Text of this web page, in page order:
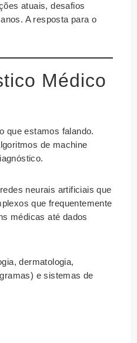
atuais, desafios
A resposta para o
Médico
que estamos falando.
de machine
neurais artificiais que
que frequentemente
médicas até dados
dermatologia,
e sistemas de